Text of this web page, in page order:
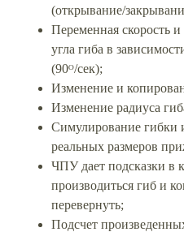
(открывание/
Переменная скорость
угла гиба в
(90ᴼ/сек);
Изменение и
Изменение радиуса
Симулирование гибки
реальных размеров
ЧПУ дает подсказки в
производиться гиб и
перевернуть;
Подсчет